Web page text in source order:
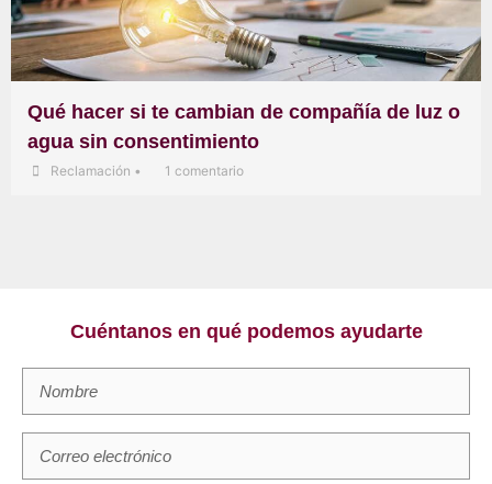
Qué hacer si te cambian de compañía de luz o
agua sin consentimiento
Reclamación • 1 comentario
Cuéntanos en qué podemos ayudarte